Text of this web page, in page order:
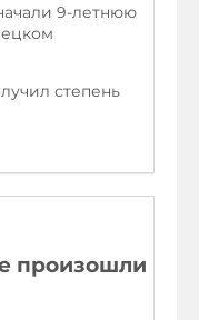
9-летнюю
степень
произошли